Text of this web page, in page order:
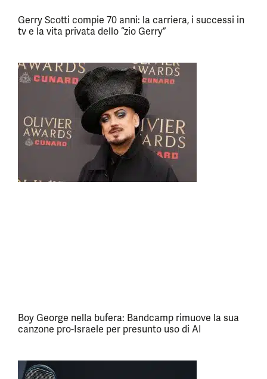
Gerry Scotti compie 70 anni: la carriera, i successi in
tv e la vita privata dello “zio Gerry”
Boy George nella bufera: Bandcamp rimuove la sua
canzone pro-Israele per presunto uso di AI